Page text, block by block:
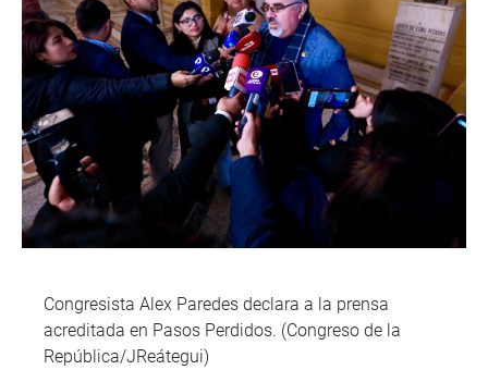
Congresista Alex Paredes declara a la prensa
acreditada en Pasos Perdidos. (Congreso de la
República/JReátegui)